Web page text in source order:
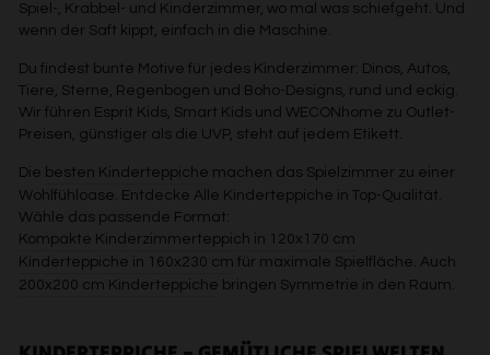
Spiel-, Krabbel- und Kinderzimmer, wo mal was schiefgeht. Und
wenn der Saft kippt, einfach in die Maschine.
Du findest bunte Motive für jedes Kinderzimmer: Dinos, Autos,
Tiere, Sterne, Regenbogen und Boho-Designs, rund und eckig.
Wir führen Esprit Kids, Smart Kids und WECONhome zu Outlet-
Preisen, günstiger als die UVP, steht auf jedem Etikett.
Die besten Kinderteppiche machen das Spielzimmer zu einer
Wohlfühloase. Entdecke Alle Kinderteppiche in Top-Qualität.
Wähle das passende Format:
Kompakte Kinderzimmerteppich in 120x170 cm
Kinderteppiche in 160x230 cm für maximale Spielfläche. Auch
200x200 cm Kinderteppiche bringen Symmetrie in den Raum.